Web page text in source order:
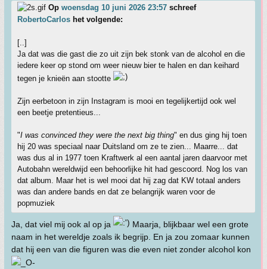
Op woensdag 10 juni 2026 23:57 schreef
RobertoCarlos het volgende:
[..]
Ja dat was die gast die zo uit zijn bek stonk van de alcohol en die
iedere keer op stond om weer nieuw bier te halen en dan keihard
tegen je knieën aan stootte
Zijn eerbetoon in zijn Instagram is mooi en tegelijkertijd ook wel
een beetje pretentieus...
"I was convinced they were the next big thing" en dus ging hij toen
hij 20 was speciaal naar Duitsland om ze te zien... Maarre... dat
was dus al in 1977 toen Kraftwerk al een aantal jaren daarvoor met
Autobahn wereldwijd een behoorlijke hit had gescoord. Nog los van
dat album. Maar het is wel mooi dat hij zag dat KW totaal anders
was dan andere bands en dat ze belangrijk waren voor de
popmuziek
Ja, dat viel mij ook al op ja
Maarja, blijkbaar wel een grote
naam in het wereldje zoals ik begrijp. En ja zou zomaar kunnen
dat hij een van die figuren was die even niet zonder alcohol kon